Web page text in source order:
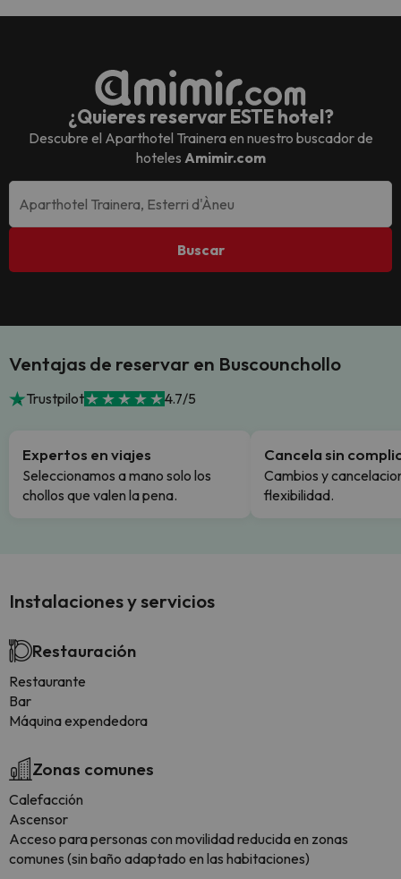
¿Quieres reservar ESTE hotel?
Descubre el Aparthotel Traineraen nuestro buscador de
hoteles Amimir.com
Buscar
Ventajas de reservar en Buscounchollo
Trustpilot 4.7/5
Expertos en viajes
Seleccionamos a mano solo los
chollos que valen la pena.
Cancela sin
Cambios y
flexibilidad.
Instalaciones y servicios
Restauración
Restaurante
Bar
Máquina expendedora
Zonas comunes
Calefacción
Ascensor
Acceso para personas con movilidad reducida en zonas
comunes (sin baño adaptado en las habitaciones)